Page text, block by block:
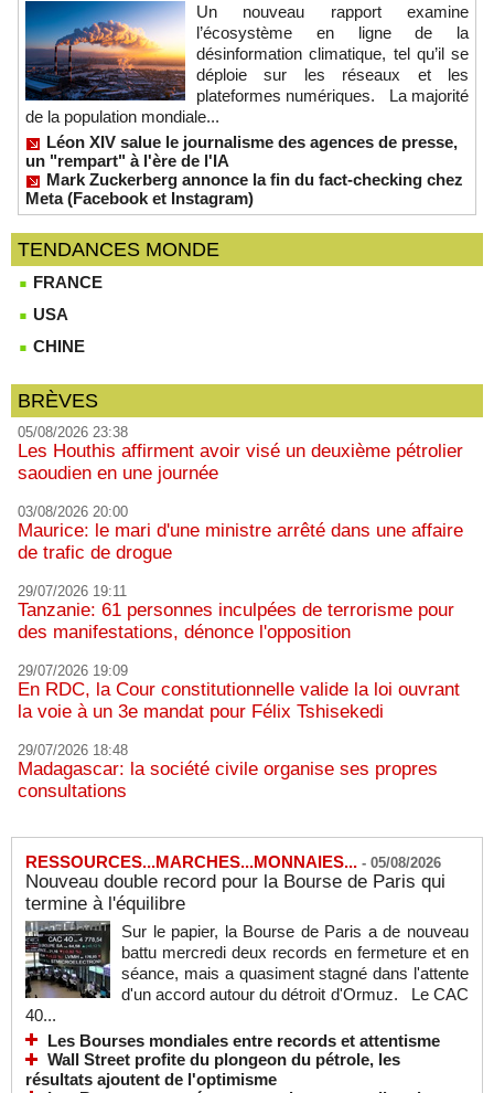
Un nouveau rapport examine
l’écosystème en ligne de la
désinformation climatique, tel qu’il se
déploie sur les réseaux et les
plateformes numériques. La majorité
de la population mondiale...
Léon XIV salue le journalisme des agences de presse,
un "rempart" à l'ère de l'IA
Mark Zuckerberg annonce la fin du fact-checking chez
Meta (Facebook et Instagram)
TENDANCES MONDE
FRANCE
USA
CHINE
BRÈVES
05/08/2026 23:38
Les Houthis affirment avoir visé un deuxième pétrolier
saoudien en une journée
03/08/2026 20:00
Maurice: le mari d'une ministre arrêté dans une affaire
de trafic de drogue
29/07/2026 19:11
Tanzanie: 61 personnes inculpées de terrorisme pour
des manifestations, dénonce l'opposition
29/07/2026 19:09
En RDC, la Cour constitutionnelle valide la loi ouvrant
la voie à un 3e mandat pour Félix Tshisekedi
29/07/2026 18:48
Madagascar: la société civile organise ses propres
consultations
RESSOURCES...MARCHES...MONNAIES... - 05/08/2026
Nouveau double record pour la Bourse de Paris qui
termine à l'équilibre
Sur le papier, la Bourse de Paris a de nouveau
battu mercredi deux records en fermeture et en
séance, mais a quasiment stagné dans l'attente
d'un accord autour du détroit d'Ormuz. Le CAC
40...
Les Bourses mondiales entre records et attentisme
Wall Street profite du plongeon du pétrole, les
résultats ajoutent de l'optimisme